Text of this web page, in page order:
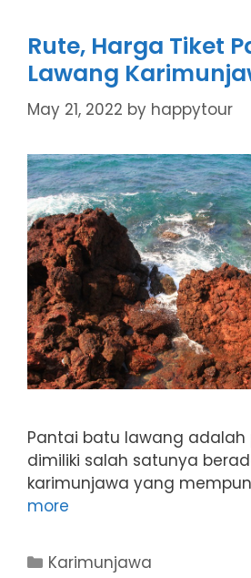
Rute, Harga Tiket
Lawang
May 21, 2022 by happytour
Pantai batu lawang
dimiliki salah satunya
karimunjawa yang
more
Categories
Karimunjawa